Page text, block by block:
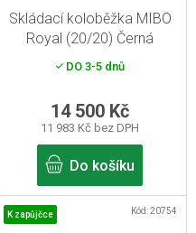
Skládací koloběžka MIBO
Royal (20/20) Černá
DO 3-5 dnů
11 983 Kč bez DPH
14 500 Kč
Do košíku
K zapůjčce Kód:20754